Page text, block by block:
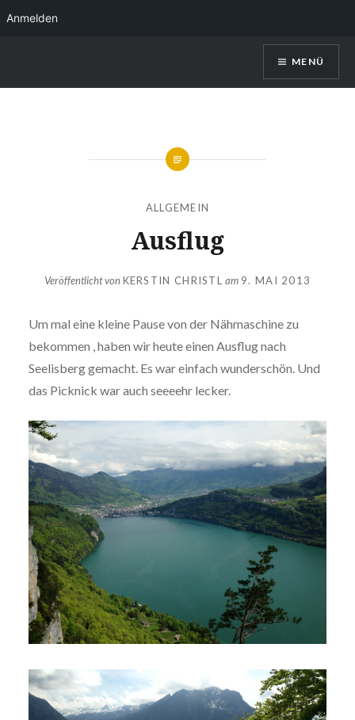
InhaltKerstin Christl
MENÜ
ALLGEMEIN
Ausflug
Veröffentlicht vonKERSTIN CHRISTL am 9. MAI 2013
Um mal eine kleine Pause von der Nähmaschine zu
bekommen , haben wir heute einen Ausflug nach
Seelisberg gemacht. Es war einfach wunderschön. Und
das Picknick war auch seeeehr lecker.
Anmelden